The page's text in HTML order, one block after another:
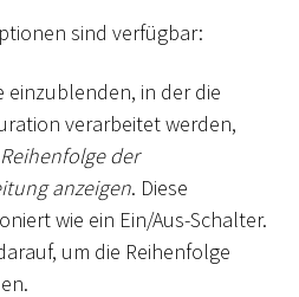
sind verfügbar:
einzublenden, in der die
verarbeitet werden,
Reihenfolge der
anzeigen. Diese
wie ein Ein/Aus-Schalter.
um die Reihenfolge